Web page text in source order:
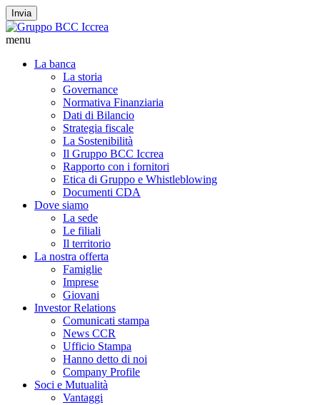
Invia
menu
La banca
La storia
Governance
Normativa Finanziaria
Dati di Bilancio
Strategia fiscale
La Sostenibilità
Il Gruppo BCC Iccrea
Rapporto con i fornitori
Etica di Gruppo e Whistleblowing
Documenti CDA
Dove siamo
La sede
Le filiali
Il territorio
La nostra offerta
Famiglie
Imprese
Giovani
Investor Relations
Comunicati stampa
News CCR
Ufficio Stampa
Hanno detto di noi
Company Profile
Soci e Mutualità
Vantaggi